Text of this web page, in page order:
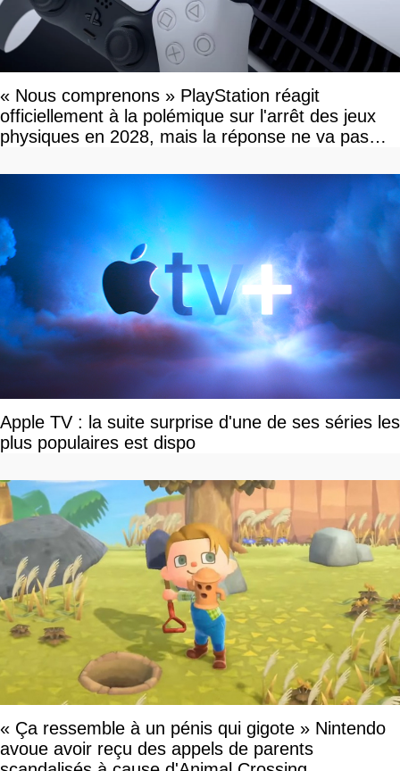
« Nous comprenons » PlayStation réagit
officiellement à la polémique sur l'arrêt des jeux
physiques en 2028, mais la réponse ne va pas
Apple TV : la suite surprise d'une de ses séries les
plus populaires est dispo
« Ça ressemble à un pénis qui gigote » Nintendo
avoue avoir reçu des appels de parents